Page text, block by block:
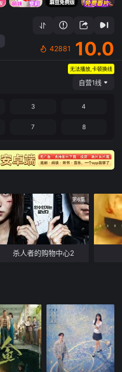
42881 10.0
无法播放,卡顿换线
自营1线
3 4
7 8
第6集
杀人者的购物中心2